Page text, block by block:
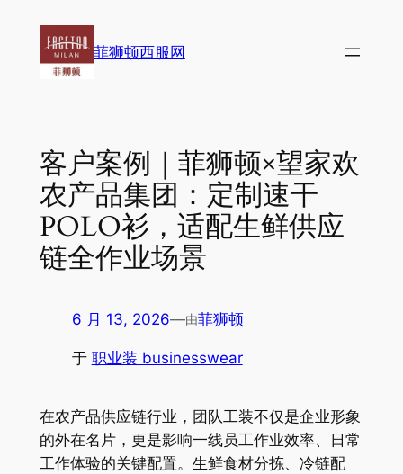
菲狮顿西服网
客户案例｜菲狮顿×望家欢
农产品集团：定制速干
POLO衫，适配生鲜供应
链全作业场景
6 月 13, 2026—由菲狮顿
于 职业装 businesswear
在农产品供应链行业，团队工装不仅是企业形象
的外在名片，更是影响一线员工作业效率、日常
工作体验的关键配置。生鲜食材分拣、冷链配